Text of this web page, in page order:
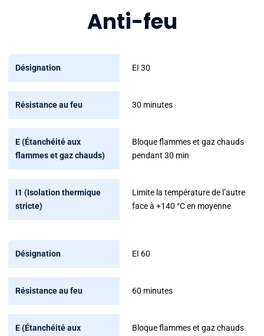
Anti-feu
Désignation
au
E
aux
flammes
et
gaz
(Isolation
thermique
stricte)
EI 30
30 minutes
Bloque flammes et gaz chauds
pendant 30 min
Limite la température de l’autre
face à +140 °C en moyenne
EI 60
60 minutes
Bloque flammes et gaz chauds